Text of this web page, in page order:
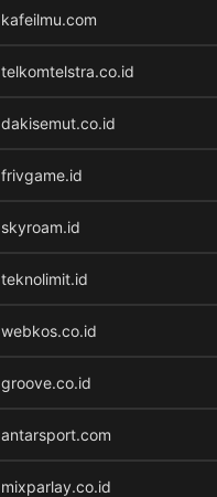
kafeilmu.com
telkomtelstra.co.id
dakisemut.co.id
frivgame.id
skyroam.id
teknolimit.id
webkos.co.id
groove.co.id
antarsport.com
mixparlay.co.id